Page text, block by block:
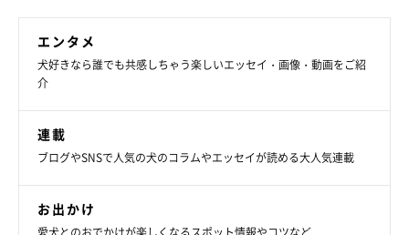
エンタメ
犬好きなら誰でも共感しちゃう楽しいエッセイ・画像・動画をご紹
介
連載
ブログやSNSで人気の犬のコラムやエッセイが読める大人気連載
お出かけ